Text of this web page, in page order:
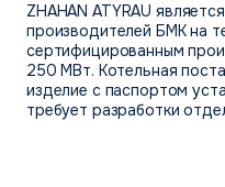
ZHAHAN ATYRAU
производителей БМК на
сертифицированным
250 МВт. Котельная
изделие с паспортом
требует разработки